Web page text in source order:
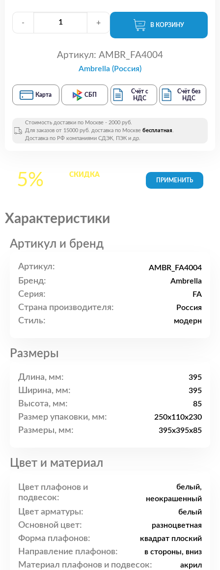
- + В КОРЗИНУ
Артикул: AMBR_FA4004
Ambrella (Россия)
Карта СБП
Счёт с
НДС
Счёт без
НДС
Стоимость доставки по Москве - 2000 руб.
Для заказов от 15000 руб. доставка по Москве бесплатная.
Доставка по РФ компаниями СДЭК, ПЭК и др.
5% СКИДКАна все
Характеристики
Артикул и бренд
Артикул: AMBR_FA4004
Бренд: Ambrella
Серия: FA
Страна производителя: Россия
Стиль: модерн
Размеры
Длина, мм: 395
Ширина, мм: 395
Высота, мм: 85
Размер упаковки, мм: 250x110x230
Размеры, мм: 395x395x85
Цвет и материал
Цвет плафонов и
подвесок:
белый,
неокрашенный
Цвет арматуры: белый
Основной цвет: разноцветная
Форма плафонов: квадрат плоский
Направление плафонов: в стороны, вниз
Материал плафонов и подвесок: акрил